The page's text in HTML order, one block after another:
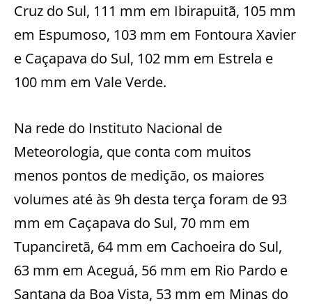
Cruz do Sul, 111 mm em Ibirapuitã, 105 mm
em Espumoso, 103 mm em Fontoura Xavier
e Caçapava do Sul, 102 mm em Estrela e
100 mm em Vale Verde.
Na rede do Instituto Nacional de
Meteorologia, que conta com muitos
menos pontos de medição, os maiores
volumes até às 9h desta terça foram de 93
mm em Caçapava do Sul, 70 mm em
Tupanciretã, 64 mm em Cachoeira do Sul,
63 mm em Aceguá, 56 mm em Rio Pardo e
Santana da Boa Vista, 53 mm em Minas do